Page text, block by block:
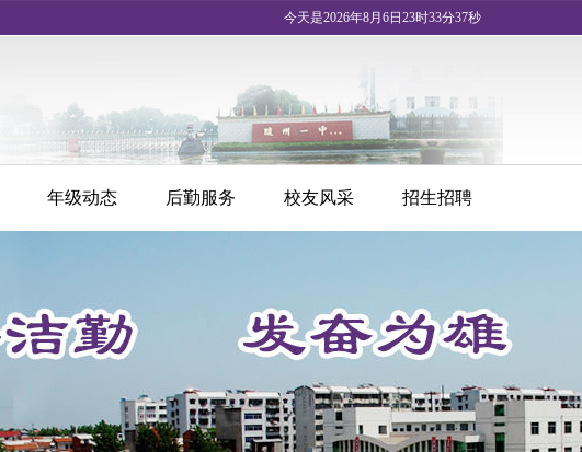
今天是2026年8月6日23时33分37秒
年级动态 后勤服务 校友风采 招生招聘